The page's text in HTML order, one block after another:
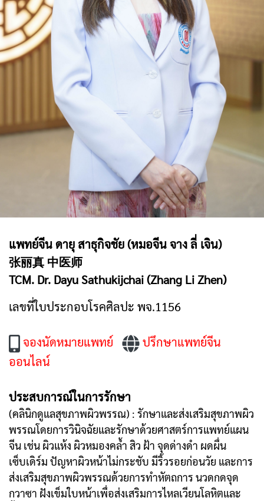
แพทย์จีน ดายุ สาธุกิจชัย (หมอจีน จาง ลี่ เจิน)
张丽真 中医师
TCM. Dr. Dayu Sathukijchai (Zhang Li Zhen)
เลขที่ใบประกอบโรคศิลปะ พจ.1156
จองนัดหมายแพทย์
ปรึกษาแพทย์จีน
ออนไลน์
ประสบการณ์ในการรักษา
(คลินิกดูแลสุขภาพผิวพรรณ) : รักษาและส่งเสริมสุขภาพผิว
พรรณโดยการวินิจฉัยและรักษาด้วยศาสตร์การแพทย์แผน
จีน เช่น ผิวแห้ง ผิวหมองคล้ำ สิว ฝ้า จุดด่างดำ ผดผื่น
เซ็บเดิร์ม ปัญหาผิวหน้าไม่กระชับ มีริ้วรอยก่อนวัย และการ
ส่งเสริมสุขภาพผิวพรรณด้วยการทำหัตถการ นวดกดจุด
กวาซา ฝังเข็มใบหน้าเพื่อส่งเสริมการไหลเวียนโลหิตและ